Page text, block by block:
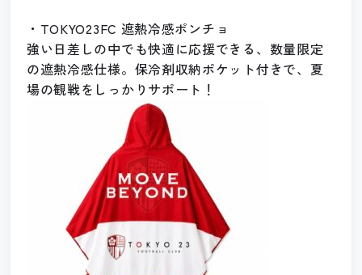
・TOKYO23FC 遮熱冷感ポンチョ
強い日差しの中でも快適に応援できる、数量限定
の遮熱冷感仕様。保冷剤収納ポケット付きで、夏
場の観戦をしっかりサポート！